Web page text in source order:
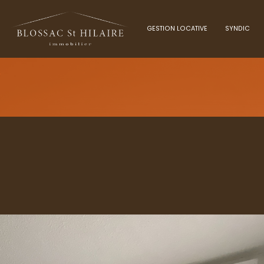
GESTION LOCATIVE SYNDIC
Voir les1annonces